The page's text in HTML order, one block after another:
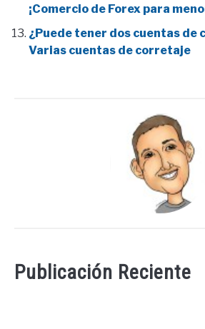
¡Comercio de Forex para
¿Puede tener dos cuentas de
Varias cuentas de corretaje
Publicación Reciente